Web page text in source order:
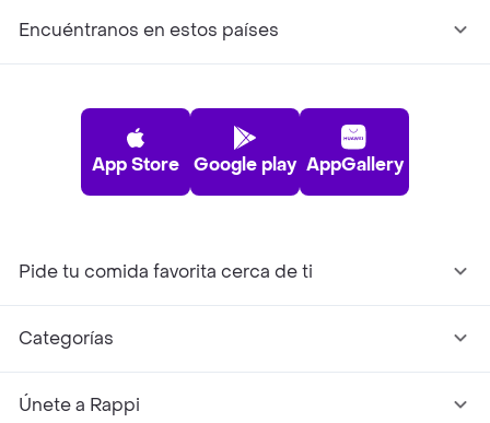
Encuéntranos en estos países
App Store Google play AppGallery
Pide tu comida favorita cerca de ti
Categorías
Únete a Rappi